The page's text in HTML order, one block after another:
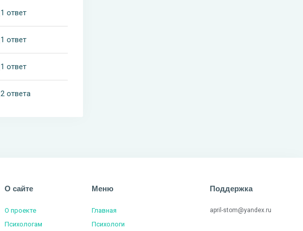
1 ответ
1 ответ
1 ответ
2 ответа
О сайте
О проекте
Психологам
Меню
Главная
Психологи
Поддержка
april-stom@yandex.ru